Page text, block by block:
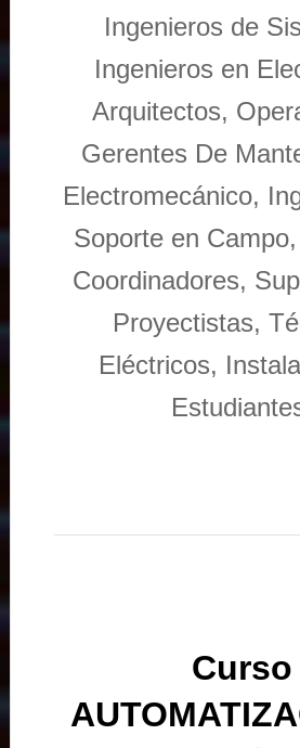
Ingenieros de
Ingenieros en
Arquitectos,
Gerentes De
Electromecánico,
Soporte en
Coordinadores,
Proyectistas,
Eléctricos,
Curso